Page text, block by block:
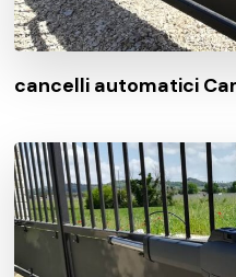
cancelli automatici